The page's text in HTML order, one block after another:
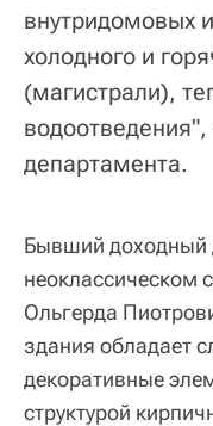
внутридомовых
холодного и
(магистрали),
департамента.
Бывший доходный
неоклассическом
Ольгерда
здания обладает
декоративные
структурой